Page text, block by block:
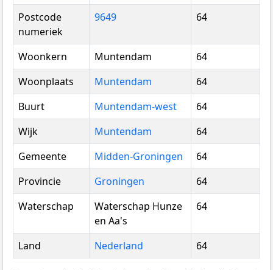
Postcode
numeriek
9649 64
Woonkern Muntendam
64
Woonplaats
Muntendam
64
Buurt
Muntendam-west
64
Wijk
Muntendam
64
Gemeente
Midden-Groningen
64
Provincie
Groningen
64
Waterschap
Waterschap Hunze
en Aa's
64
Land Nederland 64